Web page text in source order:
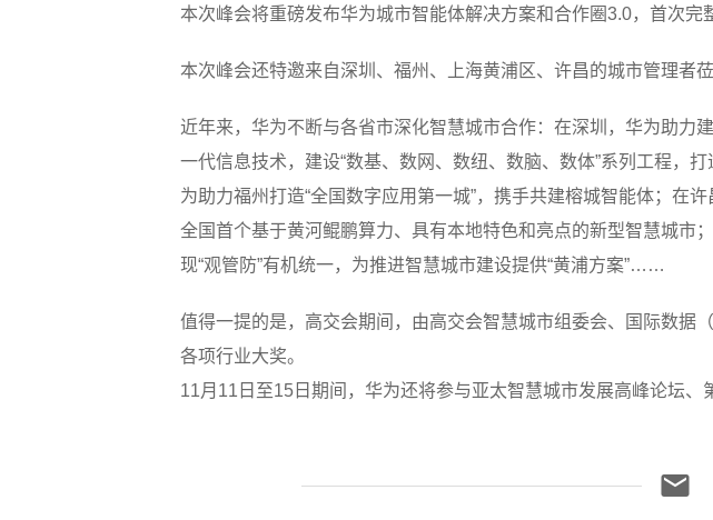
本次峰会将重磅发布华为城市智能体解决方案和合作圈3.0，首次
本次峰会还特邀来自深圳、福州、上海黄浦区、许昌的城市管理者
近年来，华为不断与各省市深化智慧城市合作：在深圳，华为助力
一代信息技术，建设“数基、数网、数纽、数脑、数体”系列工程，
为助力福州打造“全国数字应用第一城”，携手共建榕城智能体；在
全国首个基于黄河鲲鹏算力、具有本地特色和亮点的新型智慧城市
现“观管防”有机统一，为推进智慧城市建设提供“黄浦方案”……
值得一提的是，高交会期间，由高交会智慧城市组委会、国际数据
各项行业大奖。
11月11日至15日期间，华为还将参与亚太智慧城市发展高峰论坛、